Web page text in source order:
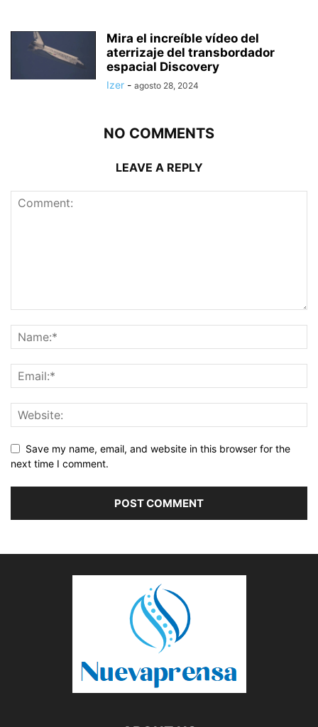
Mira el increíble vídeo del
aterrizaje del transbordador
espacial Discovery
Izer - agosto 28, 2024
NO COMMENTS
LEAVE A REPLY
Save my name, email, and website in this browser for the
next time I comment.